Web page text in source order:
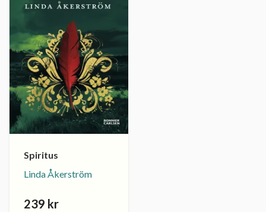
Spiritus
Linda Åkerström
239 kr